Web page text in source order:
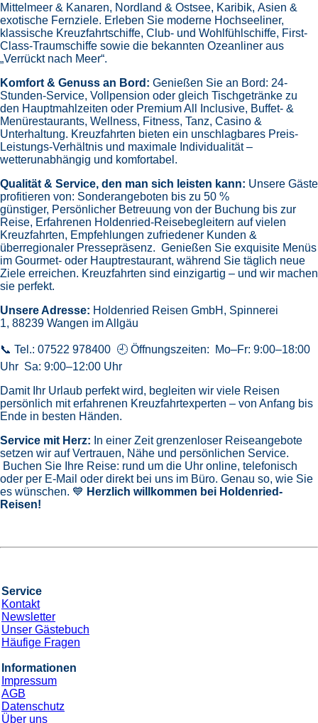
Mittelmeer & Kanaren, Nordland & Ostsee, Karibik, Asien &
exotische Fernziele. Erleben Sie moderne Hochseeliner,
klassische Kreuzfahrtschiffe, Club- und Wohlfühlschiffe, First-
Class-Traumschiffe sowie die bekannten Ozeanliner aus
„Verrückt nach Meer“.
Komfort & Genuss an Bord: Genießen Sie an Bord: 24-
Stunden-Service, Vollpension oder gleich Tischgetränke zu
den Hauptmahlzeiten oder Premium All Inclusive, Buffet- &
Menürestaurants, Wellness, Fitness, Tanz, Casino &
Unterhaltung. Kreuzfahrten bieten ein unschlagbares Preis-
Leistungs-Verhältnis und maximale Individualität –
wetterunabhängig und komfortabel.
Qualität & Service, den man sich leisten kann: Unsere Gäste
profitieren von: Sonderangeboten bis zu 50 %
günstiger, Persönlicher Betreuung von der Buchung bis zur
Reise, Erfahrenen Holdenried-Reisebegleitern auf vielen
Kreuzfahrten, Empfehlungen zufriedener Kunden &
überregionaler Pressepräsenz. Genießen Sie exquisite Menüs
im Gourmet- oder Hauptrestaurant, während Sie täglich neue
Ziele erreichen. Kreuzfahrten sind einzigartig – und wir machen
sie perfekt.
Unsere Adresse: Holdenried Reisen GmbH, Spinnerei
1, 88239 Wangen im Allgäu
📞 Tel.: 07522 978400 🕘 Öffnungszeiten: Mo–Fr: 9:00–18:00
Uhr Sa: 9:00–12:00 Uhr
Damit Ihr Urlaub perfekt wird, begleiten wir viele Reisen
persönlich mit erfahrenen Kreuzfahrtexperten – von Anfang bis
Ende in besten Händen.
Service mit Herz: In einer Zeit grenzenloser Reiseangebote
setzen wir auf Vertrauen, Nähe und persönlichen Service.
Buchen Sie Ihre Reise: rund um die Uhr online, telefonisch
oder per E-Mail oder direkt bei uns im Büro. Genau so, wie Sie
es wünschen. 💙 Herzlich willkommen bei Holdenried-
Reisen!
Service
Kontakt
Newsletter
Unser Gästebuch
Häufige Fragen
Informationen
Impressum
AGB
Datenschutz
Über uns